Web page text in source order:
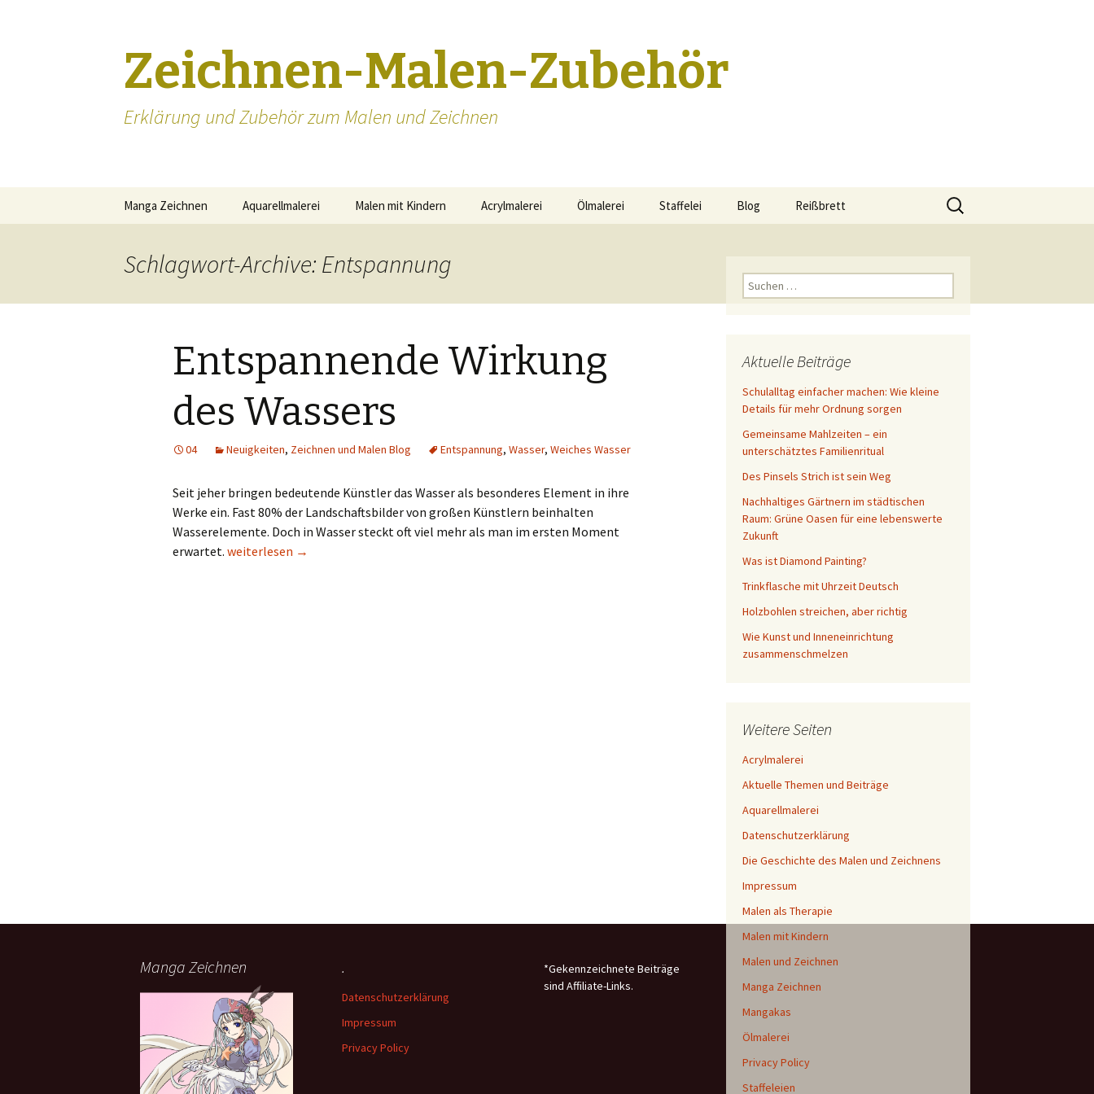
Zeichnen-Malen-Zubehör
Erklärung und Zubehör zum Malen und Zeichnen
Manga Zeichnen
Manga Augen zeichnen
Aquarellmalerei Malen mit Kindern Acrylmalerei Ölmalerei Staffelei Blog Reißbrett
Reißbrett A1
Schreibtisch
Suchen
nach:
Schlagwort-Archive: Entspannung
Entspannende Wirkung
des Wassers
04 Neuigkeiten, Zeichnen und Malen Blog Entspannung, Wasser, Weiches Wasser
Seit jeher bringen bedeutende Künstler das Wasser als besonderes Element in ihre
Werke ein. Fast 80% der Landschaftsbilder von großen Künstlern beinhalten
Wasserelemente. Doch in Wasser steckt oft viel mehr als man im ersten Moment
erwartet. Entspannende Wirkung des Wassers
weiterlesen →
Suchen
nach:
Aktuelle Beiträge
Schulalltag einfacher machen: Wie kleine
Details für mehr Ordnung sorgen
Gemeinsame Mahlzeiten – ein
unterschätztes Familienritual
Des Pinsels Strich ist sein Weg
Nachhaltiges Gärtnern im städtischen
Raum: Grüne Oasen für eine lebenswerte
Zukunft
Was ist Diamond Painting?
Trinkflasche mit Uhrzeit Deutsch
Holzbohlen streichen, aber richtig
Wie Kunst und Inneneinrichtung
zusammenschmelzen
Weitere Seiten
Acrylmalerei
Aktuelle Themen und Beiträge
Aquarellmalerei
Datenschutzerklärung
Die Geschichte des Malen und Zeichnens
Impressum
Malen als Therapie
Malen mit Kindern
Malen und Zeichnen
Manga Zeichnen
Mangakas
Ölmalerei
Privacy Policy
Staffeleien
Manga Zeichnen .
Datenschutzerklärung
Impressum
Privacy Policy
*Gekennzeichnete Beiträge
sind Affiliate-Links.